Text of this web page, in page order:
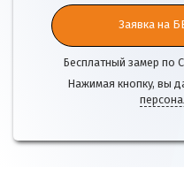
Заявка на
Бесплатный замер по
Нажимая кнопку, вы